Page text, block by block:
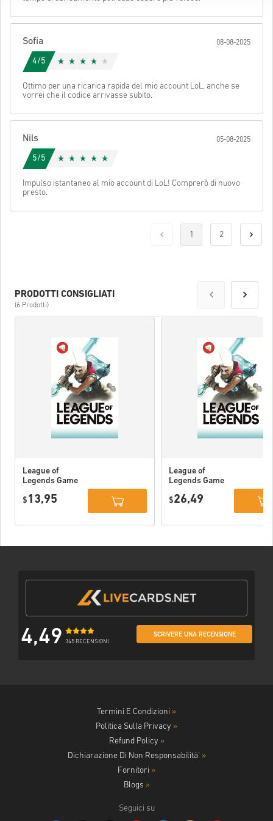
Guarda la guida rapida sopra oppure segui i passaggi qui sotto 👇
• Inserisci il tuo indirizzo email
• Seleziona il metodo di pagamento preferito
al tuo codice.
Per alcuni prodotti è possibile ricevere più di un codice.
Cancella Invia
Sofia 08-08-2025
4/5
Ottimo per una ricarica rapida del mio account LoL, anche se
vorrei che il codice arrivasse subito.
Nils 05-08-2025
5/5
Impulso istantaneo al mio account di LoL! Comprerò di nuovo
presto.
1 2
PRODOTTI CONSIGLIATI
(6 Prodotti)
League of
Legends Game
$ 13,95
League of
Legends Game
$26,49
4,49 345 RECENSIONI
SCRIVERE UNA RECENSIONE
Termini E Condizioni »
Politica Sulla Privacy »
Refund Policy »
Dichiarazione Di Non Responsabilità' »
Fornitori »
Blogs »
Seguici su